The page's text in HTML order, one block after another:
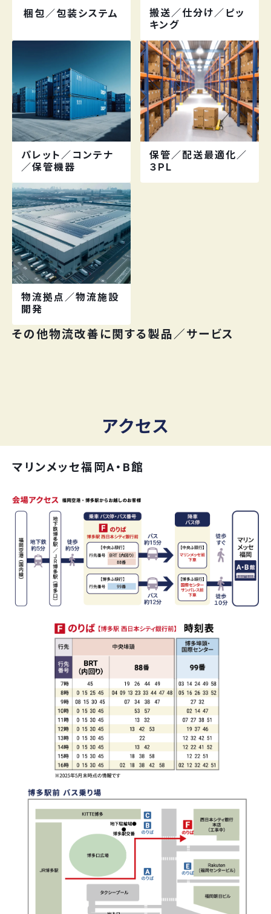
梱包／包装システム
搬送／仕分け／ピッ
キング
パレット／コンテナ
／保管機器
保管／配送最適化／
３PL
物流拠点／物流施設
開発
その他物流改善に関する製品／サービス
アクセス
マリンメッセ福岡A・B館